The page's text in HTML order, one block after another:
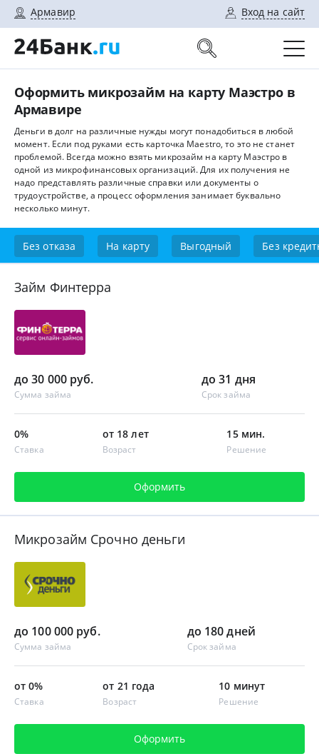
Армавир Вход на сайт
Оформить микрозайм на карту Маэстро в
Армавире
Деньги в долг на различные нужды могут понадобиться в любой
момент. Если под руками есть карточка Maestro, то это не станет
проблемой. Всегда можно взять микрозайм на карту Маэстро в
одной из микрофинансовых организаций. Для их получения не
надо представлять различные справки или документы о
трудоустройстве, а процесс оформления занимает буквально
несколько минут.
Без отказа На карту Выгодный Без
Займ Финтерра
до 30 000 руб.
Сумма займа
до 31 дня
Срок займа
0%
Ставка
от 18 лет
Возраст
15 мин.
Решение
Оформить
Микрозайм Срочно деньги
до 100 000 руб.
Сумма займа
до 180 дней
Срок займа
от 0%
Ставка
от 21 года
Возраст
10 минут
Решение
Оформить